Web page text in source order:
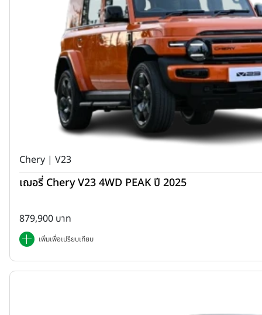
Chery | V23
เฌอรี่ Chery V23 4WD PEAK ปี 2025
879,900 บาท
เพิ่มเพื่อเปรียบเทียบ